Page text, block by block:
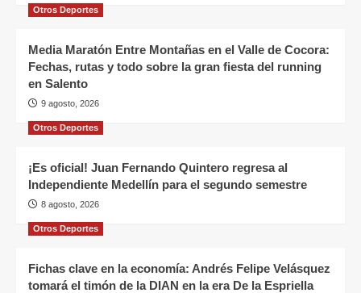
Otros Deportes
Media Maratón Entre Montañas en el Valle de Cocora:
Fechas, rutas y todo sobre la gran fiesta del running
en Salento
9 agosto, 2026
Otros Deportes
¡Es oficial! Juan Fernando Quintero regresa al
Independiente Medellín para el segundo semestre
8 agosto, 2026
Otros Deportes
Fichas clave en la economía: Andrés Felipe Velásquez
tomará el timón de la DIAN en la era De la Espriella